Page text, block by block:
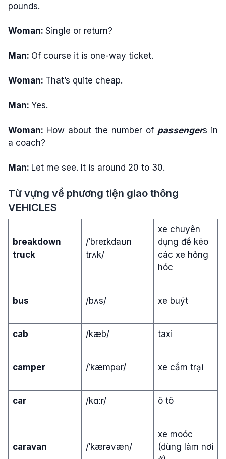
pounds.
Woman: Single or return?
Man: Of course it is one-way ticket.
Woman: That’s quite cheap.
Man: Yes.
Woman: How about the number of passengers in
a coach?
Man: Let me see. It is around 20 to 30.
Từ vựng về phương tiện giao thông
VEHICLES
breakdown
truck
/ˈbreɪkdaʊn
trʌk/
xe chuyên
dụng để kéo
các xe hỏng
hóc
bus /bʌs/ xe buýt
cab /kæb/ taxi
camper /ˈkæmpər/ xe cắm trại
car /kɑːr/ ô tô
caravan /ˈkærəvæn/
xe moóc
(dùng làm nơi